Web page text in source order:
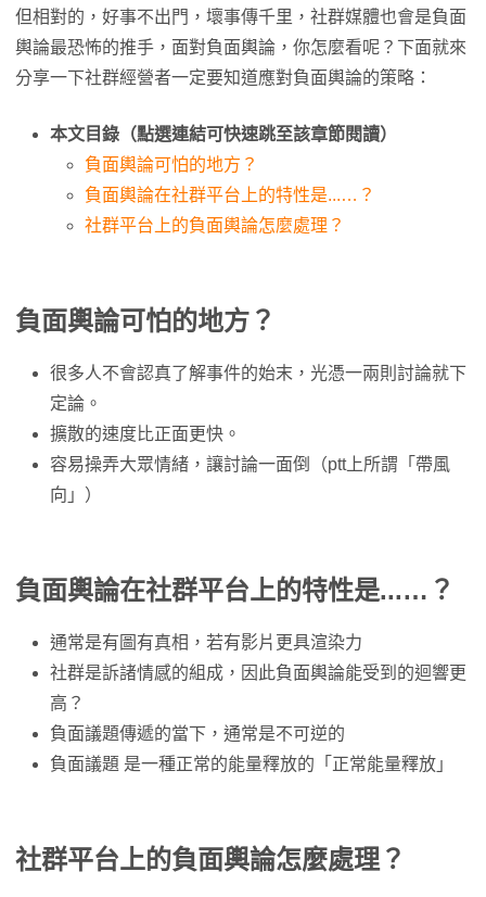
但相對的，好事不出門，壞事傳千里，社群媒體也會是負面
輿論最恐怖的推手，面對負面輿論，你怎麼看呢？下面就來
分享一下社群經營者一定要知道應對負面輿論的策略：
本文目錄（點選連結可快速跳至該章節閱讀）
負面輿論可怕的地方？
負面輿論在社群平台上的特性是...…？
社群平台上的負面輿論怎麼處理？
負面輿論可怕的地方？
很多人不會認真了解事件的始末，光憑一兩則討論就下
定論。
擴散的速度比正面更快。
容易操弄大眾情緒，讓討論一面倒（ptt上所謂「帶風
向」）
負面輿論在社群平台上的特性是...…？
通常是有圖有真相，若有影片更具渲染力
社群是訴諸情感的組成，因此負面輿論能受到的迴響更
高？
負面議題傳遞的當下，通常是不可逆的
負面議題 是一種正常的能量釋放的「正常能量釋放」
社群平台上的負面輿論怎麼處理？